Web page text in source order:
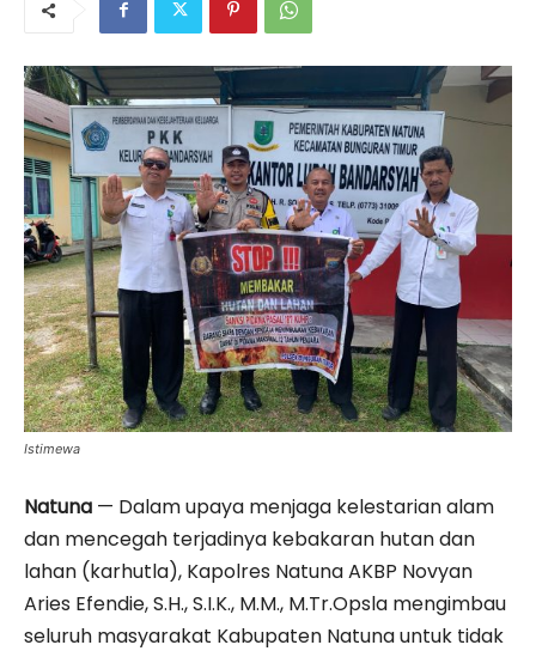
Istimewa
Natuna — Dalam upaya menjaga kelestarian alam
dan mencegah terjadinya kebakaran hutan dan
lahan (karhutla), Kapolres Natuna AKBP Novyan
Aries Efendie, S.H., S.I.K., M.M., M.Tr.Opsla mengimbau
seluruh masyarakat Kabupaten Natuna untuk tidak